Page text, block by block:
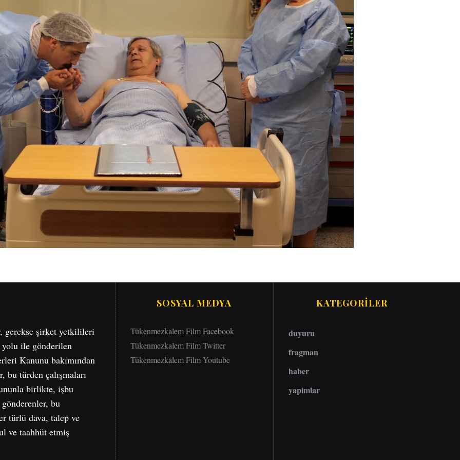
gerekse şirket yetkilileri
yolu ile gönderilen
Kanunu bakımından
türden çalışmaları
birlikte, işbu
bu
türlü dava, talep ve
ve taahhüt etmiş
SOSYAL MEDYA
Tükenmezkalem Film Facebook
Tükenmezkalem Film Twitter
Tükenmezkalem Film Youtube
KATEGORİLER
duyuru
fragman
haber
yapimlar